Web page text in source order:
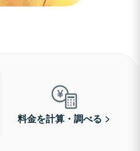
料金を計算・調べる